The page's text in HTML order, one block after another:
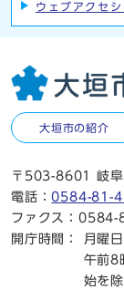
ウェブアクセ
大垣市の紹介
〒503-8601 岐阜
電話：0584-81-
ファクス：
開庁時間：
月曜
午前8
始を除